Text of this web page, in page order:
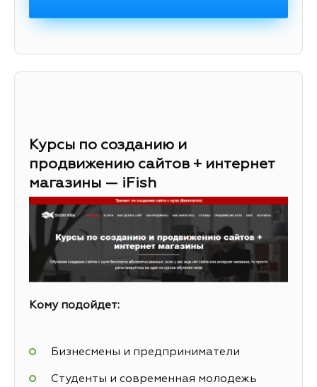
Курсы по созданию и
продвижению сайтов + интернет
магазины — iFish
Кому подойдет:
Бизнесмены и предприниматели
Студенты и современная молодежь